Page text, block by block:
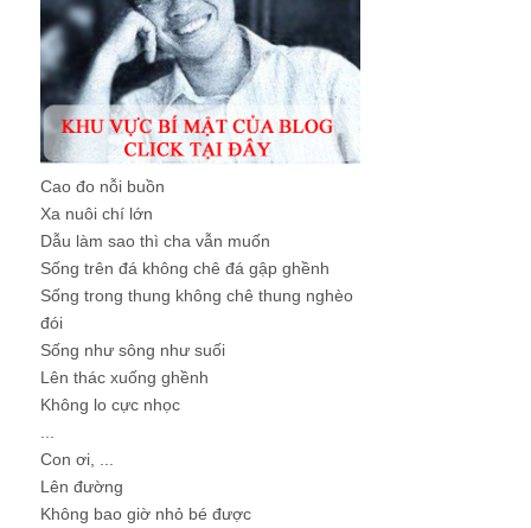
Cao đo nỗi buồn
Xa nuôi chí lớn
Dẫu làm sao thì cha vẫn muốn
Sống trên đá không chê đá gập ghềnh
Sống trong thung không chê thung nghèo
đói
Sống như sông như suối
Lên thác xuống ghềnh
Không lo cực nhọc
Con ơi, ...
Lên đường
Không bao giờ nhỏ bé được